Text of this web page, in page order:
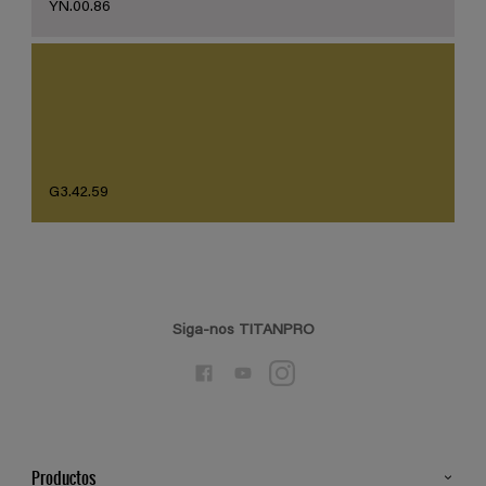
YN.00.86
G3.42.59
Siga-nos TITANPRO
Productos